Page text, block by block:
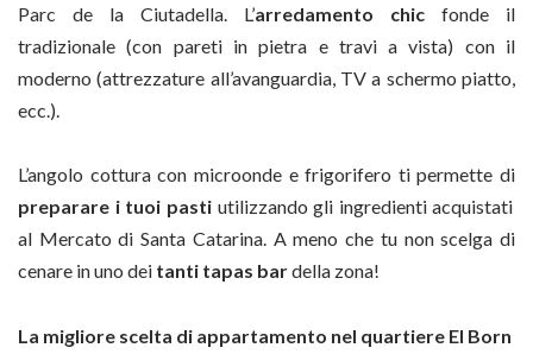
Parc de la Ciutadella. L’arredamento chic fonde il
tradizionale (con pareti in pietra e travi a vista) con il
moderno (attrezzature all’avanguardia, TV a schermo piatto,
ecc.).
L’angolo cottura con microonde e frigorifero ti permette di
preparare i tuoi pastiutilizzando gli ingredienti acquistati
al Mercato di Santa Catarina. A meno che tu non scelga di
cenare in uno dei tanti tapas bardella zona!
La migliore scelta di appartamento nel quartiere El Born